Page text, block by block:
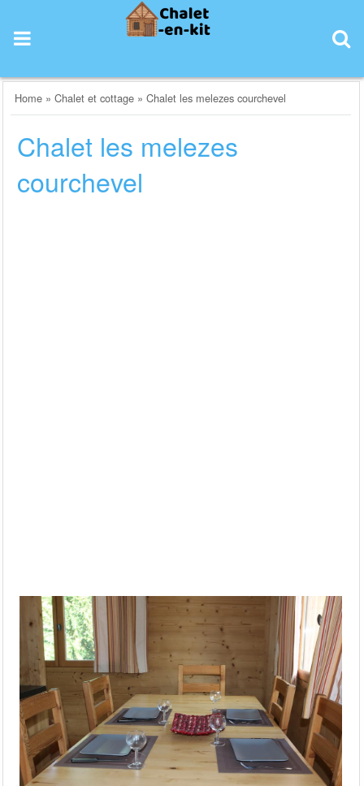
content
Home »Chalet et cottage »Chalet les melezes courchevel
Chalet les melezes
courchevel